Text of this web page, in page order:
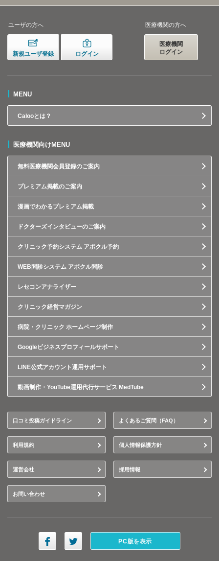
ユーザの方へ
新規ユーザ登録 ログイン
医療機関の方へ
医療機関
ログイン
MENU
Calooとは？
医療機関向けMENU
無料医療機関会員登録のご案内
プレミアム掲載のご案内
漫画でわかるプレミアム掲載
ドクターズインタビューのご案内
クリニック予約システム アポクル予約
WEB問診システム アポクル問診
レセコンアナライザー
クリニック経営マガジン
病院・クリニック ホームページ制作
Googleビジネスプロフィールサポート
LINE公式アカウント運用サポート
動画制作・YouTube運用代行サービス MedTube
口コミ投稿ガイドライン よくあるご質問（FAQ）
利用規約 個人情報保護方針
運営会社 採用情報
お問い合わせ
PC版を表示